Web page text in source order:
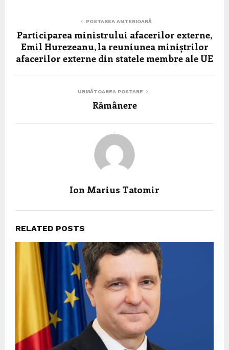
POSTAREA ANTERIOARĂ
Participarea ministrului afacerilor externe,
Emil Hurezeanu, la reuniunea miniștrilor
afacerilor externe din statele membre ale UE
URMĂTOAREA POSTARE
Rămânere
Ion Marius Tatomir
RELATED POSTS